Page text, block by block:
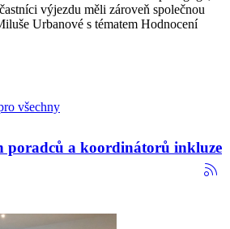
výjezdu měli zároveň společnou
Urbanové s tématem Hodnocení
všechny
poradců a koordinátorů inkluze